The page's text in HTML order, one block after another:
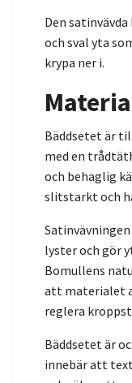
Den
och sval yta
krypa ner i.
Bäddsetet är
med en
och behaglig
slitstarkt och
lyster och gör
Bomullens
att materialet
reglera
Bäddsetet är
innebär att